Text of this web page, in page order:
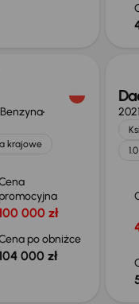
Benzyna
krajowe
promocyjna
000 zł
po obniżce
000 zł
2021